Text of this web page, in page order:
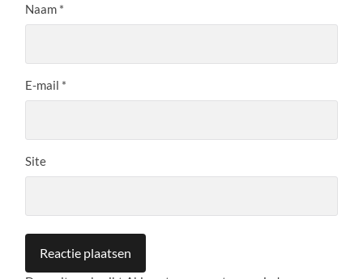
Naam *
E-mail *
Site